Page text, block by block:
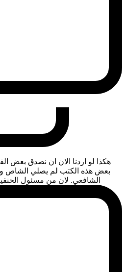
هكذا لو اردنا الان ان نصدق بعض
بعض هذه الكتب لم يصلي الشاص
الشافعي. لان من مسئول